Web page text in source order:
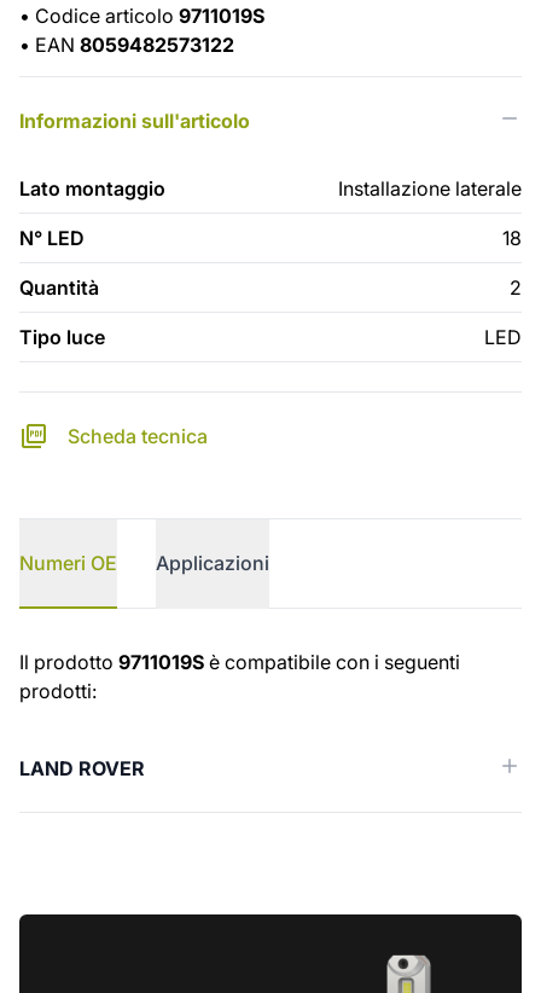
• Codice articolo 9711019S
• EAN 8059482573122
Informazioni sull'articolo
Lato montaggio Installazione laterale
N° LED 18
Quantità 2
Tipo luce LED
Scheda tecnica
Numeri OE Applicazioni
Numeri OE
Il prodotto 9711019S è compatibile con i seguenti
prodotti:
LAND ROVER